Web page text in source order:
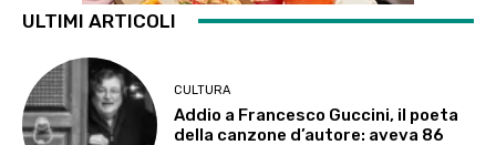
ULTIMI ARTICOLI
CULTURA
Addio a Francesco Guccini, il poeta
della canzone d’autore: aveva 86